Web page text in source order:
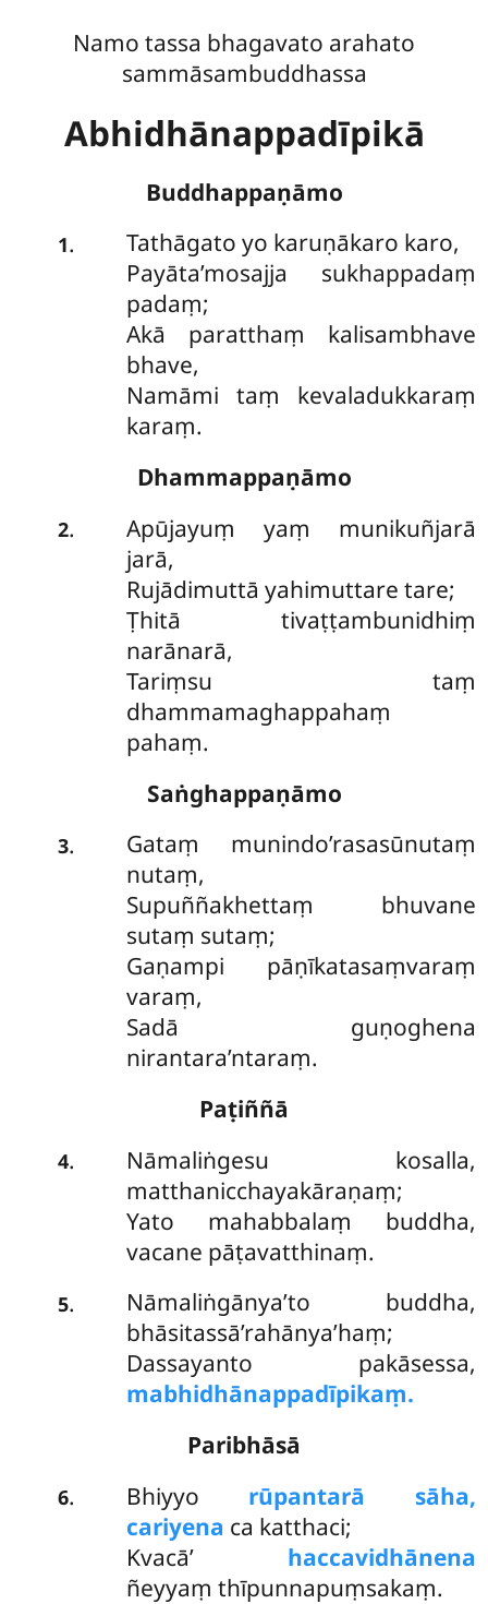
Namo tassa bhagavato arahato
sammāsambuddhassa
Abhidhānappadīpikā
Buddhappaṇāmo
1. Tathāgato yo karuṇākaro karo,
Payāta’mosajja sukhappadaṃ
padaṃ;
Akā paratthaṃ kalisambhave
bhave,
Namāmi taṃ kevaladukkaraṃ
karaṃ.
Dhammappaṇāmo
2.
Apūjayuṃ yaṃ munikuñjarā
jarā,
Rujādimuttā yahimuttare tare;
Ṭhitā tivaṭṭambunidhiṃ
narānarā,
Tariṃsu taṃ
dhammamaghappahaṃ
pahaṃ.
Saṅghappaṇāmo
3.
Gataṃ munindo’rasasūnutaṃ
nutaṃ,
Supuññakhettaṃ bhuvane
sutaṃ sutaṃ;
Gaṇampi pāṇīkatasaṃvaraṃ
varaṃ,
Sadā guṇoghena
nirantara’ntaraṃ.
Paṭiññā
4.
Nāmaliṅgesu kosalla,
matthanicchayakāraṇaṃ;
Yato mahabbalaṃ buddha,
vacane pāṭavatthinaṃ.
5. Nāmaliṅgānya’to buddha,
bhāsitassā’rahānya’haṃ;
Dassayanto pakāsessa,
mabhidhānappadīpikaṃ.
Paribhāsā
6. Bhiyyo rūpantarā sāha,
cariyena ca katthaci;
Kvacā’ haccavidhānena
ñeyyaṃ thīpunnapuṃsakaṃ.